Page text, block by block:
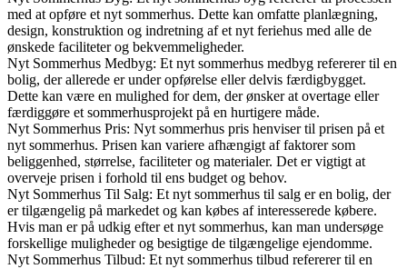
med at opføre et nyt sommerhus. Dette kan omfatte planlægning,
design, konstruktion og indretning af et nyt feriehus med alle de
ønskede faciliteter og bekvemmeligheder.
Nyt Sommerhus Medbyg: Et nyt sommerhus medbyg refererer til en
bolig, der allerede er under opførelse eller delvis færdigbygget.
Dette kan være en mulighed for dem, der ønsker at overtage eller
færdiggøre et sommerhusprojekt på en hurtigere måde.
Nyt Sommerhus Pris: Nyt sommerhus pris henviser til prisen på et
nyt sommerhus. Prisen kan variere afhængigt af faktorer som
beliggenhed, størrelse, faciliteter og materialer. Det er vigtigt at
overveje prisen i forhold til ens budget og behov.
Nyt Sommerhus Til Salg: Et nyt sommerhus til salg er en bolig, der
er tilgængelig på markedet og kan købes af interesserede købere.
Hvis man er på udkig efter et nyt sommerhus, kan man undersøge
forskellige muligheder og besigtige de tilgængelige ejendomme.
Nyt Sommerhus Tilbud: Et nyt sommerhus tilbud refererer til en